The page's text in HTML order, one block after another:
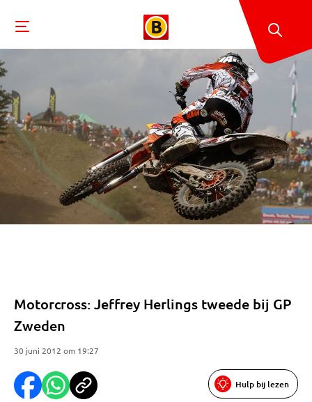
Motorcross: Jeffrey Herlings tweede bij GP
Zweden
30 juni 2012 om 19:27
Hulp bij lezen